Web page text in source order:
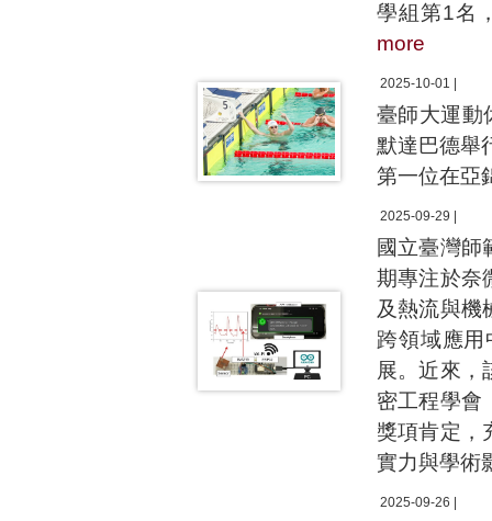
學組第1名
more
2025-10-01 |
臺師大運動
默達巴德舉
第一位在亞
2025-09-29 |
國立臺灣師
期專注於奈
及熱流與機
跨領域應
展。近來，
密工程學會
獎項肯定，
實力與學術
2025-09-26 |